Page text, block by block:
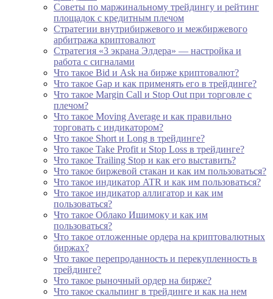
Советы по маржинальному трейдингу и рейтинг
площадок с кредитным плечом
Стратегии внутрибиржевого и межбиржевого
арбитража криптовалют
Стратегия «3 экрана Элдера» — настройка и
работа с сигналами
Что такое Bid и Ask на бирже криптовалют?
Что такое Gap и как применять его в трейдинге?
Что такое Margin Call и Stop Out при торговле с
плечом?
Что такое Moving Average и как правильно
торговать с индикатором?
Что такое Short и Long в трейдинге?
Что такое Take Profit и Stop Loss в трейдинге?
Что такое Trailing Stop и как его выставить?
Что такое биржевой стакан и как им пользоваться?
Что такое индикатор ATR и как им пользоваться?
Что такое индикатор аллигатор и как им
пользоваться?
Что такое Облако Ишимоку и как им
пользоваться?
Что такое отложенные ордера на криптовалютных
биржах?
Что такое перепроданность и перекупленность в
трейдинге?
Что такое рыночный ордер на бирже?
Что такое скальпинг в трейдинге и как на нем